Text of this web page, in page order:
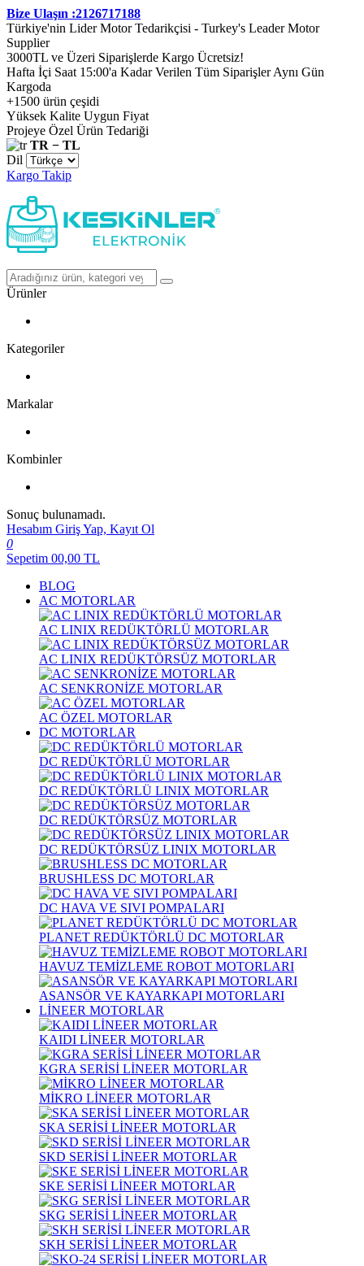
Bize Ulaşın :2126717188
Türkiye'nin Lider Motor Tedarikçisi - Turkey's Leader Motor
Supplier
3000TL ve Üzeri Siparişlerde Kargo Ücretsiz!
Hafta İçi Saat 15:00'a Kadar Verilen Tüm Siparişler Aynı Gün
Kargoda
+1500 ürün çeşidi
Yüksek Kalite Uygun Fiyat
Projeye Özel Ürün Tedariği
TR − TL
Dil
Kargo Takip
Ürünler
Kategoriler
Markalar
Kombinler
Sonuç bulunamadı.
Hesabım Giriş Yap, Kayıt Ol
0
Sepetim 00,00 TL
BLOG
AC MOTORLAR
AC LINIX REDÜKTÖRLÜ MOTORLAR
AC LINIX REDÜKTÖRSÜZ MOTORLAR
AC SENKRONİZE MOTORLAR
AC ÖZEL MOTORLAR
DC MOTORLAR
DC REDÜKTÖRLÜ MOTORLAR
DC REDÜKTÖRLÜ LINIX MOTORLAR
DC REDÜKTÖRSÜZ MOTORLAR
DC REDÜKTÖRSÜZ LINIX MOTORLAR
BRUSHLESS DC MOTORLAR
DC HAVA VE SIVI POMPALARI
PLANET REDÜKTÖRLÜ DC MOTORLAR
HAVUZ TEMİZLEME ROBOT MOTORLARI
ASANSÖR VE KAYARKAPI MOTORLARI
LİNEER MOTORLAR
KAIDI LİNEER MOTORLAR
KGRA SERİSİ LİNEER MOTORLAR
MİKRO LİNEER MOTORLAR
SKA SERİSİ LİNEER MOTORLAR
SKD SERİSİ LİNEER MOTORLAR
SKE SERİSİ LİNEER MOTORLAR
SKG SERİSİ LİNEER MOTORLAR
SKH SERİSİ LİNEER MOTORLAR